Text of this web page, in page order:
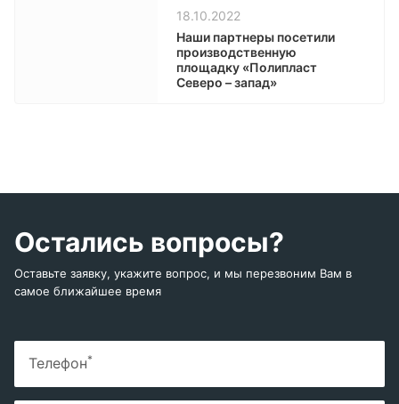
18.10.2022
Наши партнеры посетили
производственную
площадку «Полипласт
Северо – запад»
Остались вопросы?
Оставьте заявку, укажите вопрос, и мы перезвоним Вам в
самое ближайшее время
Телефон*